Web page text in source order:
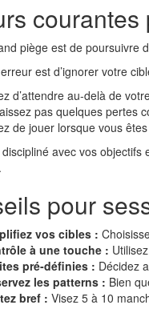
piège est de poursuivre
est d’ignorer votre
d’attendre au-delà de
pas quelques pertes
de jouer lorsque vous
avec vos
pour
vos cibles :
à une touche :
pré‑définies : Décidez
les patterns : Bien
bref : Visez 5 à 10